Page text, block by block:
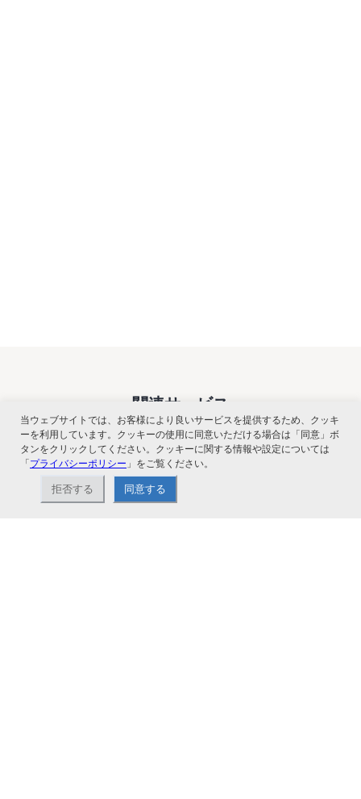
関連サービス
当ウェブサイトでは、お客様により良いサービスを提供するため、クッキ
ーを利用しています。クッキーの使用に同意いただける場合は「同意」ボ
タンをクリックしてください。クッキーに関する情報や設定については
「プライバシーポリシー 」をご覧ください。
拒否する 同意する